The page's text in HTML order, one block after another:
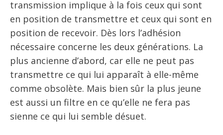
transmission implique à la fois ceux qui sont
en position de transmettre et ceux qui sont en
position de recevoir. Dès lors l’adhésion
nécessaire concerne les deux générations. La
plus ancienne d’abord, car elle ne peut pas
transmettre ce qui lui apparaît à elle-même
comme obsolète. Mais bien sûr la plus jeune
est aussi un filtre en ce qu’elle ne fera pas
sienne ce qui lui semble désuet.